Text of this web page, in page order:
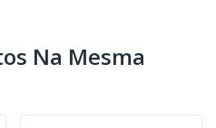
Na Mesma